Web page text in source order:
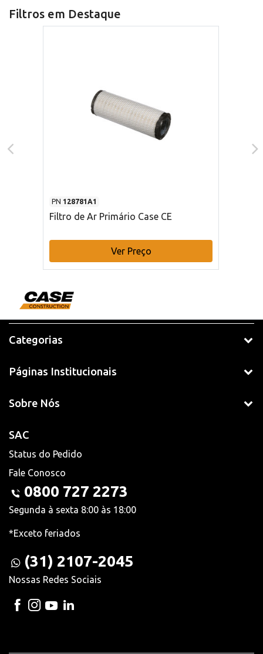
Filtros em Destaque
PN 128781A1
Filtro de Ar Primário Case CE
Ver Preço
Categorias
Páginas Institucionais
Sobre Nós
SAC
Status do Pedido
Fale Conosco
0800 727 2273
Segunda à sexta 8:00 às 18:00
*Exceto feriados
(31) 2107-2045
Nossas Redes Sociais